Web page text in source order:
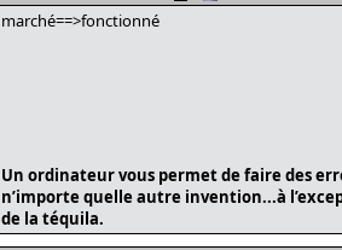
marché==>fonctionné
Un ordinateur vous permet de faire des
n’importe quelle autre invention...à
de la téquila.